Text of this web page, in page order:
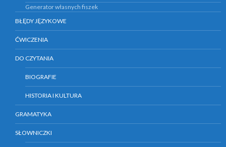
Generator własnych fiszek
BŁĘDY JĘZYKOWE
ĆWICZENIA
DO CZYTANIA
BIOGRAFIE
HISTORIA I KULTURA
GRAMATYKA
SŁOWNICZKI